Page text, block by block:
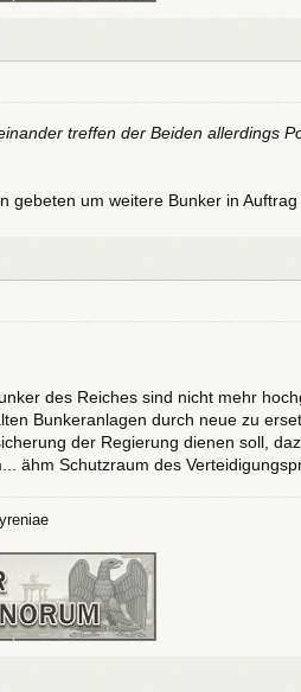
treffen der Beiden allerdings
gebeten um weitere Bunker in
des Reiches sind nicht mehr
Bunkeranlagen durch neue zu
der Regierung dienen soll,
ähm Schutzraum des